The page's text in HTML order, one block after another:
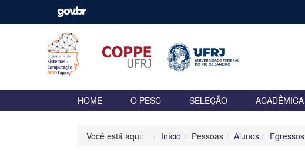
HOME O PESC SELEÇÃO ACADÊMICA
Você está aqui: Início Pessoas Alunos Egressos